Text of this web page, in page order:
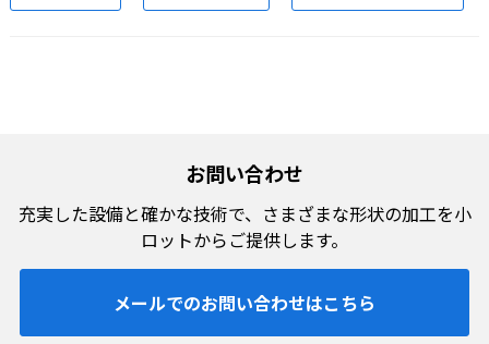
お問い合わせ
充実した設備と確かな技術で、 さまざまな形状の加工を小
ロットからご提供します。
メールでのお問い合わせはこちら